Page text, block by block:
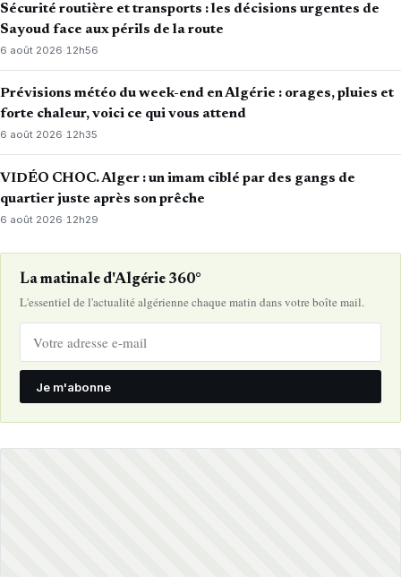
Sécurité routière et transports : les décisions urgentes de
Sayoud face aux périls de la route
6 août 2026· 12h56
Prévisions météo du week-end en Algérie : orages, pluies et
forte chaleur, voici ce qui vous attend
6 août 2026·12h35
VIDÉO CHOC. Alger : un imam ciblé par des gangs de
quartier juste après son prêche
6 août 2026· 12h29
La matinale d'Algérie 360°
L'essentiel de l'actualité algérienne chaque matin dans votre boîte mail.
Je m'abonne